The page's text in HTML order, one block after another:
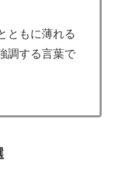
ともに薄れる
調する言葉で